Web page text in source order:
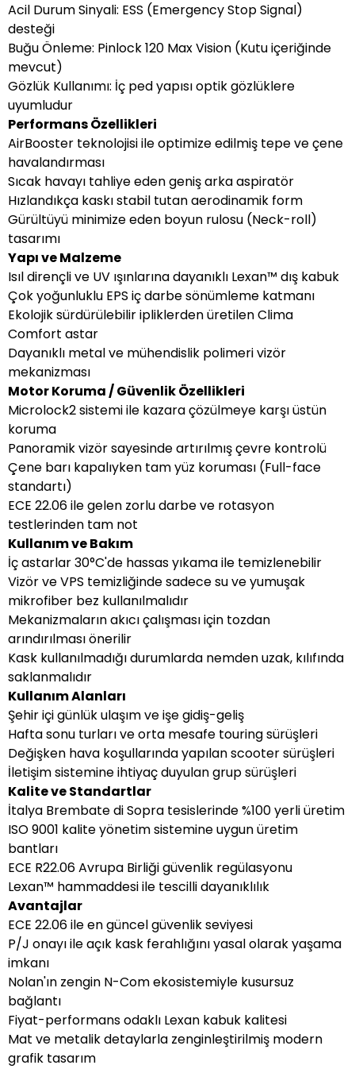
Acil Durum Sinyali: ESS (Emergency Stop Signal)
desteği
Buğu Önleme: Pinlock 120 Max Vision (Kutu içeriğinde
mevcut)
Gözlük Kullanımı: İç ped yapısı optik gözlüklere
uyumludur
Performans Özellikleri
AirBooster teknolojisi ile optimize edilmiş tepe ve çene
havalandırması
Sıcak havayı tahliye eden geniş arka aspiratör
Hızlandıkça kaskı stabil tutan aerodinamik form
Gürültüyü minimize eden boyun rulosu (Neck-roll)
tasarımı
Yapı ve Malzeme
Isıl dirençli ve UV ışınlarına dayanıklı Lexan™ dış kabuk
Çok yoğunluklu EPS iç darbe sönümleme katmanı
Ekolojik sürdürülebilir ipliklerden üretilen Clima
Comfort astar
Dayanıklı metal ve mühendislik polimeri vizör
mekanizması
Motor Koruma / Güvenlik Özellikleri
Microlock2 sistemi ile kazara çözülmeye karşı üstün
koruma
Panoramik vizör sayesinde artırılmış çevre kontrolü
Çene barı kapalıyken tam yüz koruması (Full-face
standartı)
ECE 22.06 ile gelen zorlu darbe ve rotasyon
testlerinden tam not
Kullanım ve Bakım
İç astarlar 30°C'de hassas yıkama ile temizlenebilir
Vizör ve VPS temizliğinde sadece su ve yumuşak
mikrofiber bez kullanılmalıdır
Mekanizmaların akıcı çalışması için tozdan
arındırılması önerilir
Kask kullanılmadığı durumlarda nemden uzak, kılıfında
saklanmalıdır
Kullanım Alanları
Şehir içi günlük ulaşım ve işe gidiş-geliş
Hafta sonu turları ve orta mesafe touring sürüşleri
Değişken hava koşullarında yapılan scooter sürüşleri
İletişim sistemine ihtiyaç duyulan grup sürüşleri
Kalite ve Standartlar
İtalya Brembate di Sopra tesislerinde %100 yerli üretim
ISO 9001 kalite yönetim sistemine uygun üretim
bantları
ECE R22.06 Avrupa Birliği güvenlik regülasyonu
Lexan™ hammaddesi ile tescilli dayanıklılık
Avantajlar
ECE 22.06 ile en güncel güvenlik seviyesi
P/J onayı ile açık kask ferahlığını yasal olarak yaşama
imkanı
Nolan'ın zengin N-Com ekosistemiyle kusursuz
bağlantı
Fiyat-performans odaklı Lexan kabuk kalitesi
Mat ve metalik detaylarla zenginleştirilmiş modern
grafik tasarım